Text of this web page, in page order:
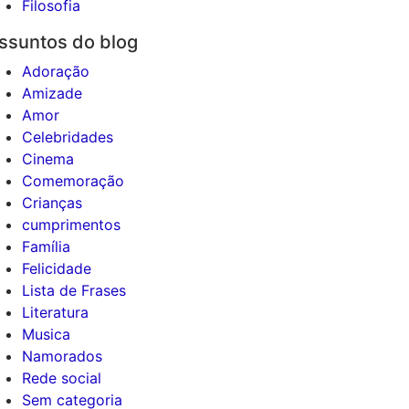
Filosofia
do blog
Adoração
Amizade
Amor
Celebridades
Cinema
Comemoração
Crianças
cumprimentos
Família
Felicidade
Lista de Frases
Literatura
Musica
Namorados
Rede social
Sem categoria